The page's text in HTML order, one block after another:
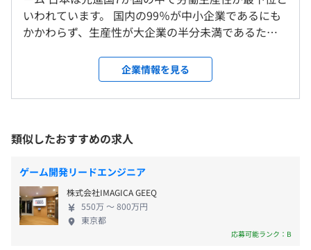
休を取得するなど、子育ても仕事も大切にする環境です。
http://www.freee.co.jp/payroll
◆freee会社設立
https://www.freee.co.jp/launch/
【freee の特徴】
1. 個人事業主・中小企業のためのプロダクトです。専門知
＜変更範囲＞
会社の事業状況やオフィスの移転等により勤務場所が変更
【東京拠点】：JR「大崎駅」より徒歩3分・JR「五反田
駅」より徒歩9分
専門型裁量労働制（一日みなし8時間勤務）
・国民の祝日
・年末年始休暇
・年次有給休暇 / 特別有給休暇（慶弔など）
・その他、育児休業・介護休業制度あり
いわれています。 国内の99％が中小企業であるにも
かかわらず、生産性が大企業の半分未満であるため
め、スモールビジネスの働き方を変えるプラットフ
ォームを構築します。 会計や人事労務をはじめとし
たあらゆる業務の電子化・自動化はもちろん、政府
によるオファータイプの融資を実現、またオンライ
ン上での新規取引先拡大や取引までシームレスに可
能にします。 プラットフォームだからこそ銀行より
も豊富な企業のリアルタイムな経営状況や企業間ネ
ットワーク情報、そしてfreeeを運用することによっ
て実業務から生まれる学習データにより、さらに2,3
歩先のサービスのリリースを実現します。 経理や労
企業情報を見る
類似したおすすめの求人
ゲーム開発リードエンジニア
株式会社IMAGICA GEEQ
550万 〜 800万円
東京都
応募可能ランク：B